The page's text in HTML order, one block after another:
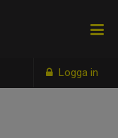
Logga in